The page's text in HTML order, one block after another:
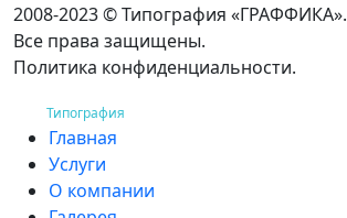
2008-2023 © Типография «ГРАФФИКА».
Все права защищены.
Политика конфиденциальности.
Типография
Главная
Услуги
О компании